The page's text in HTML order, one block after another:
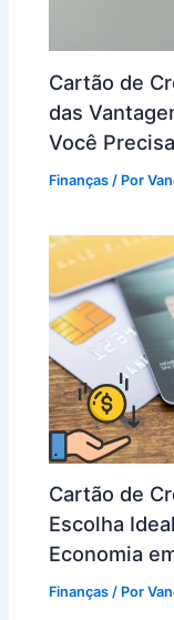
Cartão de
das
Você
Finanças / Por
Cartão de
Escolha
Economia
Finanças / Por